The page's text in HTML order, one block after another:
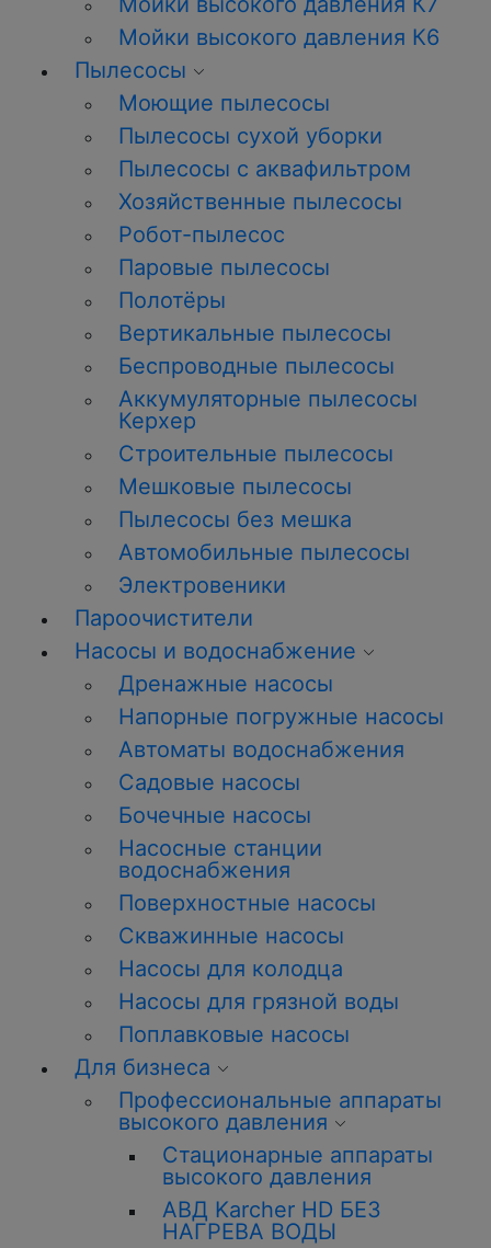
Мойки высокого давления К6
Пылесосы
Моющие пылесосы
Пылесосы сухой уборки
Пылесосы с аквафильтром
Хозяйственные пылесосы
Робот-пылесос
Паровые пылесосы
Полотёры
Вертикальные пылесосы
Беспроводные пылесосы
Аккумуляторные пылесосы
Керхер
Строительные пылесосы
Мешковые пылесосы
Пылесосы без мешка
Автомобильные пылесосы
Электровеники
Пароочистители
Насосы и водоснабжение
Дренажные насосы
Напорные погружные насосы
Автоматы водоснабжения
Садовые насосы
Бочечные насосы
Насосные станции
водоснабжения
Поверхностные насосы
Скважинные насосы
Насосы для колодца
Насосы для грязной воды
Поплавковые насосы
Для бизнеса
Профессиональные аппараты
высокого давления
Стационарные аппараты
высокого давления
АВД Karcher HD БЕЗ
НАГРЕВА ВОДЫ